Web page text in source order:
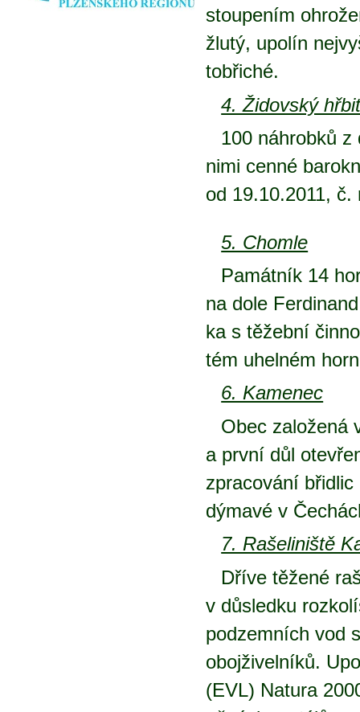
stou­pe­ním
žlu­tý, upo­lín
to­bři­ché.
4. Ži­dov­ský
100 ná­hrob­ků
ni­mi cen­né
od 19.10.2011,
5. Chomle
Pa­mát­ník 14
na do­le
ka s tě­žeb­ní
tém uhel­ném
6. Ka­me­nec
Obec za­lo­že­ná
a prv­ní důl
zpra­co­vá­ní
dý­ma­vé v
7. Ra­še­li­niš­tě
Dří­ve tě­že­né
v dů­sled­ku
pod­zem­ních vod
oboj­ži­vel­ní­ků.
(EVL) Na­tu­ra